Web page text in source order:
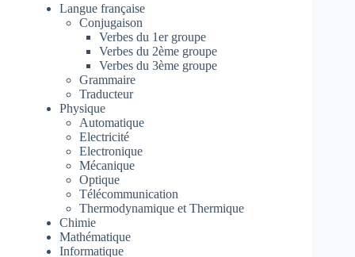
Langue française
Conjugaison
Verbes du 1er groupe
Verbes du 2ème groupe
Verbes du 3ème groupe
Grammaire
Traducteur
Physique
Automatique
Electricité
Electronique
Mécanique
Optique
Télécommunication
Thermodynamique et Thermique
Chimie
Mathématique
Informatique